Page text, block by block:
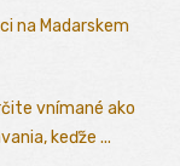
na Madarskem
vnímané ako
keďže ...